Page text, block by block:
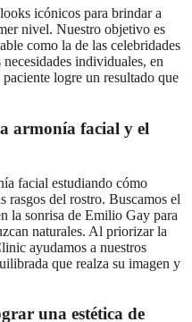
icónicos para brindar a
nivel. Nuestro objetivo es
como la de las celebridades
individuales, en
logre un resultado que
armonía facial y el
facial estudiando cómo
rasgos del rostro. Buscamos el
la sonrisa de Emilio Gay para
naturales. Al priorizar la
ayudamos a nuestros
que realza su imagen y
una estética de